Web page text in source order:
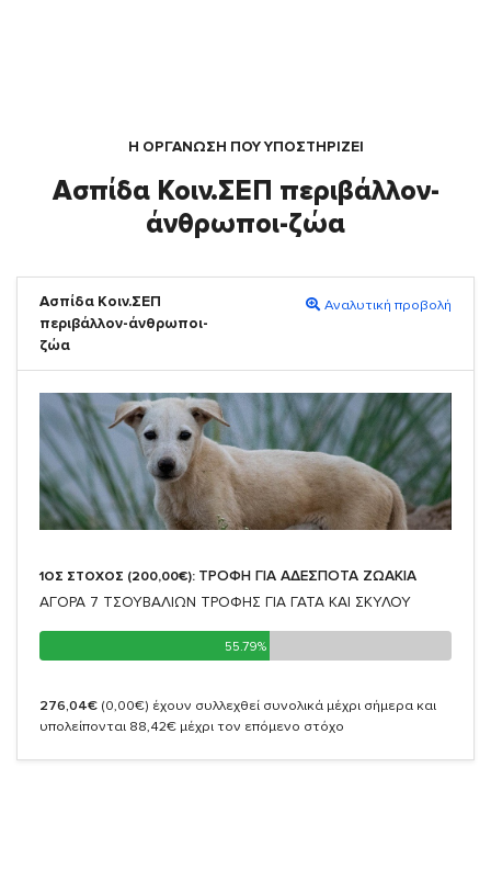
Η ΟΡΓΆΝΩΣΗ ΠΟΥ ΥΠΟΣΤΗΡΙΖΕΙ
Ασπίδα Κοιν.ΣΕΠ περιβάλλον-
άνθρωποι-ζώα
Ασπίδα Κοιν.ΣΕΠ
περιβάλλον-άνθρωποι-
ζώα
Αναλυτική προβολή
1ΟΣ ΣΤΟΧΟΣ (200,00€): ΤΡΟΦΗ ΓΙΑ ΑΔΕΣΠΟΤΑ ΖΩΑΚΙΑ
ΑΓΟΡΑ 7 ΤΣΟΥΒΑΛΙΩΝ ΤΡΟΦΗΣ ΓΙΑ ΓΑΤΑ ΚΑΙ ΣΚΥΛΟΥ
55.79%
55.79%
276,04€ (0,00€) έχουν συλλεχθεί συνολικά μέχρι σήμερα και
υπολείπονται 88,42€ μέχρι τον επόμενο στόχο